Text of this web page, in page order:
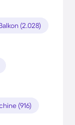
(2.028)
(916)